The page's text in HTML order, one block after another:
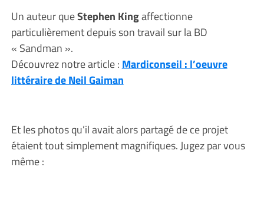
Un auteur queStephen Kingaffectionne
particulièrement depuis son travail sur la BD
« Sandman ».
Découvrez notre article : Mardiconseil : l’oeuvre
littéraire de Neil Gaiman
Et les photos qu’il avait alors partagé de ce projet
étaient tout simplement magnifiques. Jugez par vous
même :